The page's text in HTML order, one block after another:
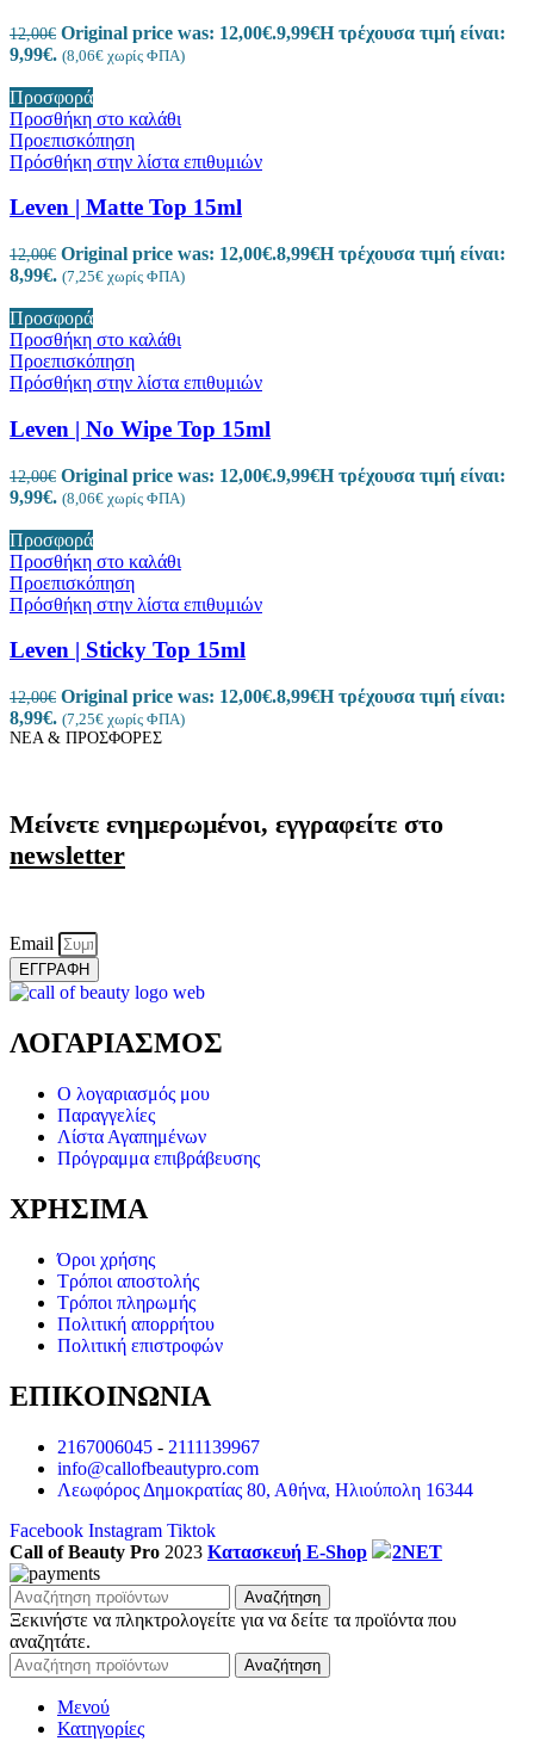
12,00€ Original price was: 12,00€.9,99€Η τρέχουσα τιμή είναι:
9,99€. (8,06€ χωρίς ΦΠΑ)
Προσφορά
Προσθήκη στο καλάθι
Προεπισκόπηση
Πρόσθήκη στην λίστα επιθυμιών
Leven | Matte Top 15ml
12,00€ Original price was: 12,00€.8,99€Η τρέχουσα τιμή είναι:
8,99€. (7,25€ χωρίς ΦΠΑ)
Προσφορά
Προσθήκη στο καλάθι
Προεπισκόπηση
Πρόσθήκη στην λίστα επιθυμιών
Leven | No Wipe Top 15ml
12,00€ Original price was: 12,00€.9,99€Η τρέχουσα τιμή είναι:
9,99€. (8,06€ χωρίς ΦΠΑ)
Προσφορά
Προσθήκη στο καλάθι
Προεπισκόπηση
Πρόσθήκη στην λίστα επιθυμιών
Leven | Sticky Top 15ml
12,00€ Original price was: 12,00€.8,99€Η τρέχουσα τιμή είναι:
8,99€. (7,25€ χωρίς ΦΠΑ)
ΝΕΑ & ΠΡΟΣΦΟΡΕΣ
Μείνετε ενημερωμένοι, εγγραφείτε στο
newsletter
Email
ΕΓΓΡΑΦΗ
ΛΟΓΑΡΙΑΣΜΟΣ
Ο λογαριασμός μου
Παραγγελίες
Λίστα Αγαπημένων
Πρόγραμμα επιβράβευσης
ΧΡΗΣΙΜΑ
Όροι χρήσης
Τρόποι αποστολής
Τρόποι πληρωμής
Πολιτική απορρήτου
Πολιτική επιστροφών
ΕΠΙΚΟΙΝΩΝΙΑ
2167006045 - 2111139967
info@callofbeautypro.com
Λεωφόρος Δημοκρατίας 80, Αθήνα, Ηλιούπολη 16344
Facebook Instagram Tiktok
Call of Beauty Pro 2023 Κατασκευή E-Shop 2NET
Αναζήτηση
Ξεκινήστε να πληκτρολογείτε για να δείτε τα προϊόντα που
αναζητάτε.
Αναζήτηση
Μενού
Κατηγορίες